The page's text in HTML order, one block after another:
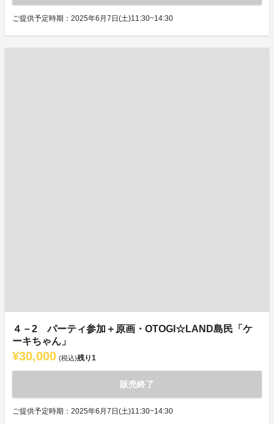
ご提供予定時期：2025年6月7日(土)11:30~14:30
４－2 パーティ参加＋原画・OTOGI☆LAND島民「ケ
ーキちゃん」
¥30,000 (税込)残り1
販売終了
ご提供予定時期：2025年6月7日(土)11:30~14:30